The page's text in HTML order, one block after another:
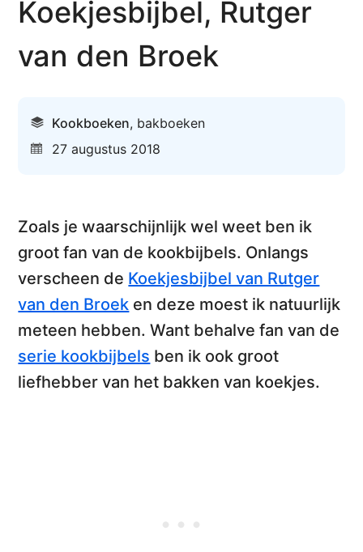
Koekjesbijbel, Rutger
van den Broek
Kookboeken, bakboeken
27 augustus 2018
Zoals je waarschijnlijk wel weet ben ik
groot fan van de kookbijbels. Onlangs
verscheen de Koekjesbijbel van Rutger
van den Broek en deze moest ik natuurlijk
meteen hebben. Want behalvefan van de
serie kookbijbels ben ik ook groot
liefhebber van het bakken van koekjes.